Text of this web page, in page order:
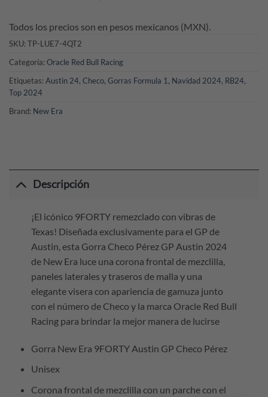
Todos los precios son en pesos mexicanos (MXN).
SKU: TP-LUE7-4QT2
Categoría: Oracle Red Bull Racing
Etiquetas: Austin 24, Checo, Gorras Formula 1 , Navidad 2024, RB24,
Top 2024
Brand: New Era
Descripción
¡El icónico 9FORTY remezclado con vibras de
Texas! Diseñada exclusivamente para el GP de
Austin, esta Gorra Checo Pérez GP Austin 2024
de New Era luce una corona frontal de mezclilla,
paneles laterales y traseros de malla y una
elegante visera con apariencia de gamuza junto
con el número de Checo y la marca Oracle Red Bull
Racing para brindar la mejor manera de lucirse
Gorra New Era 9FORTY Austin GP Checo Pérez
Unisex
Corona frontal de mezclilla con un parche con el